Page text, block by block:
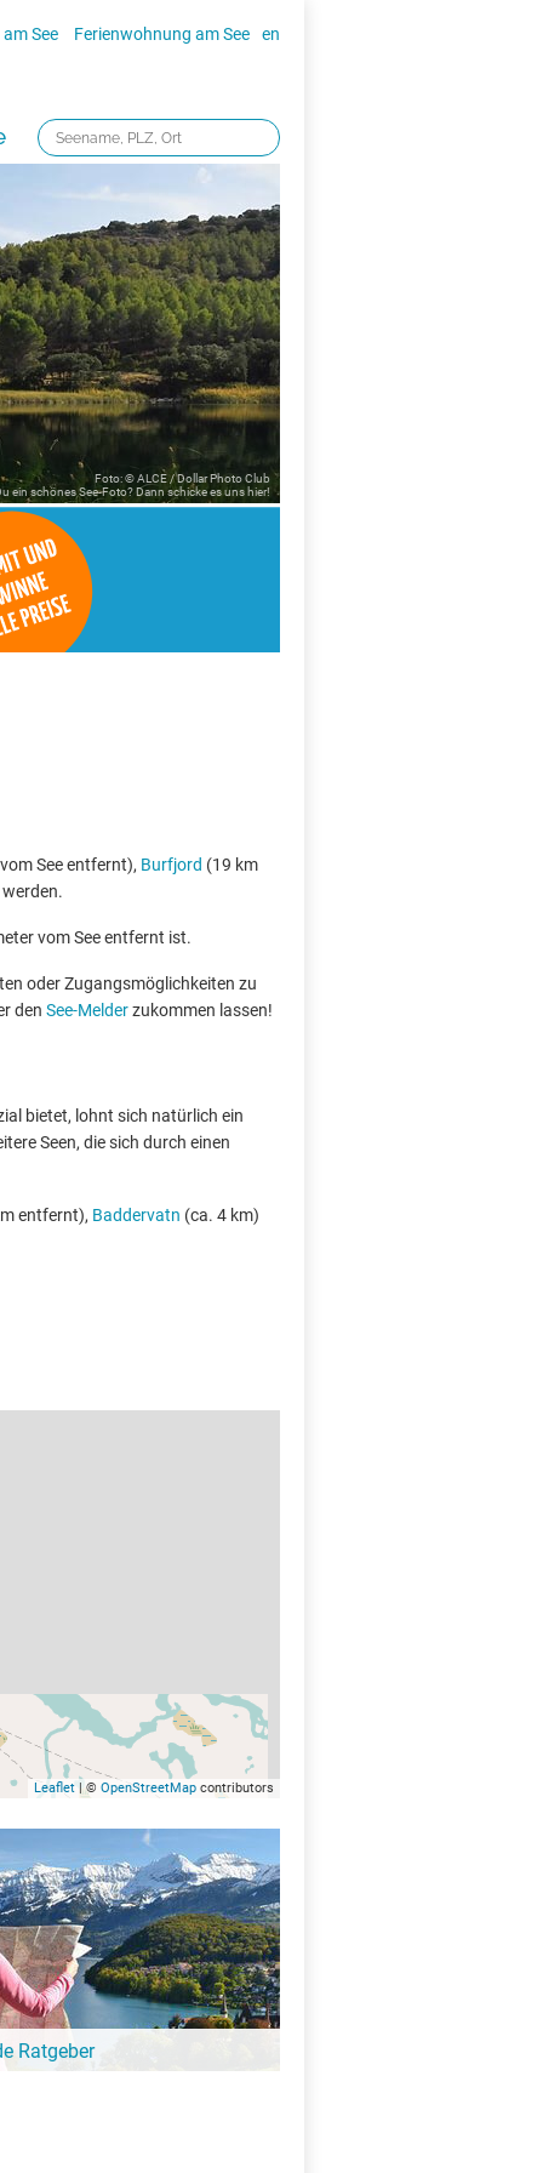
See Ferienwohnung am See en
Foto: © ALCE / Dollar Photo Club
ein schönes See-Foto? Dann schicke es uns hier!
See entfernt), Burfjord (19 km
vom See entfernt ist.
oder Zugangsmöglichkeiten zu
den See-Melderzukommen lassen!
bietet, lohnt sich natürlich ein
Seen, die sich durch einen
entfernt), Baddervatn (ca. 4 km)
Leaflet | © OpenStreetMap contributors
Ratgeber